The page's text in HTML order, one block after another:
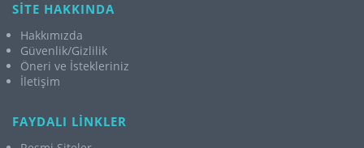
SİTE HAKKINDA
Hakkımızda
Güvenlik/Gizlilik
Öneri ve İstekleriniz
İletişim
FAYDALI LİNKLER